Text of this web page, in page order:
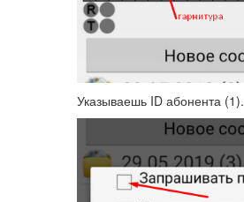
Указываешь ID абонента (1).